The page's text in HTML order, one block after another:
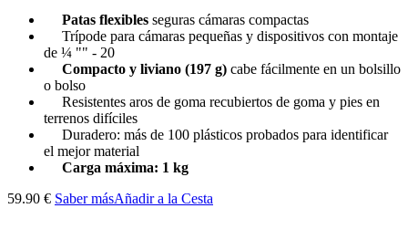
Patas flexibles seguras cámaras compactas
Trípode para cámaras pequeñas y dispositivos con montaje
de ¼ "" - 20
Compacto y liviano (197 g) cabe fácilmente en un bolsillo
o bolso
Resistentes aros de goma recubiertos de goma y pies en
terrenos difíciles
Duradero: más de 100 plásticos probados para identificar
el mejor material
Carga máxima: 1 kg
59.90 € Saber másAñadir a la Cesta